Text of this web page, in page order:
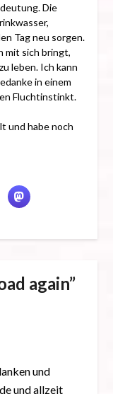
Die
Tag neu sorgen.
mit sich bringt,
leben. Ich kann
in einem
Fluchtinstinkt.
und habe noch
again”
und
und allzeit